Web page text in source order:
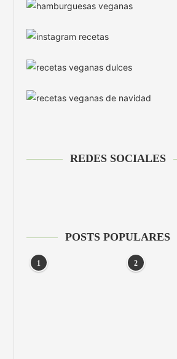
REDES SOCIALES
POSTS POPULARES
1 2